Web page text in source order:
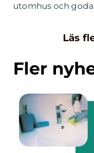
utomhus och
Läs
Fler